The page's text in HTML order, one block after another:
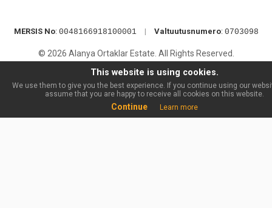
MERSIS No: 0048166918100001 | Valtuutusnumero: 0703098
© 2026 Alanya Ortaklar Estate. All Rights Reserved.
This website is using cookies.
We use them to give you the best experience. If you continue using our
assume that you are happy to receive all cookies on this website.
Continue Learn more